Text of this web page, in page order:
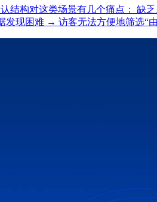
结构对这类场景有几个痛点： 缺
现困难 → 访客无法方便地筛选“